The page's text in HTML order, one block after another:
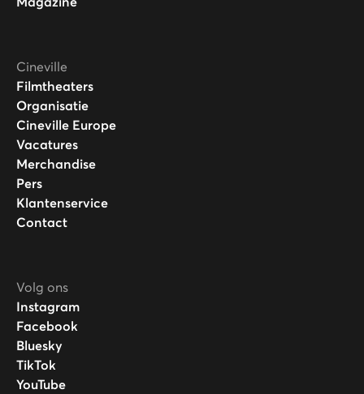
Cineville
Filmtheaters
Organisatie
Cineville Europe
Vacatures
Merchandise
Pers
Klantenservice
Contact
Volg ons
Instagram
Facebook
Bluesky
TikTok
YouTube